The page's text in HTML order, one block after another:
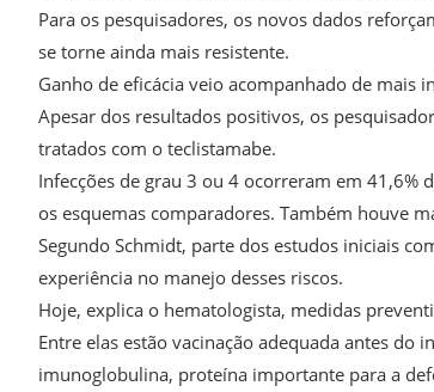
Para os pesquisadores, os novos dados
se torne ainda mais resistente.
Ganho de eficácia veio acompanhado de mais
Apesar dos resultados positivos, os
tratados com o teclistamabe.
Infecções de grau 3 ou 4 ocorreram em 41,6%
os esquemas comparadores. Também houve
Segundo Schmidt, parte dos estudos iniciais
experiência no manejo desses riscos.
Hoje, explica o hematologista, medidas
Entre elas estão vacinação adequada antes
imunoglobulina, proteína importante para a